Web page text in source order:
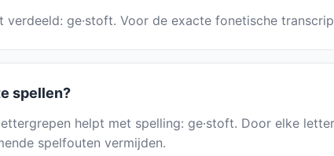
ge·stoft. Voor de exacte fonetische
spellen?
helpt met spelling: ge·stoft. Door elke
spelfouten vermijden.